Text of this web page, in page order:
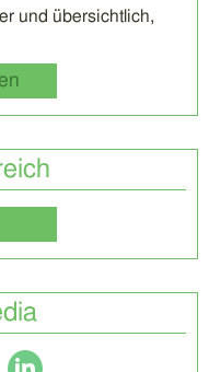
und übersichtlich,